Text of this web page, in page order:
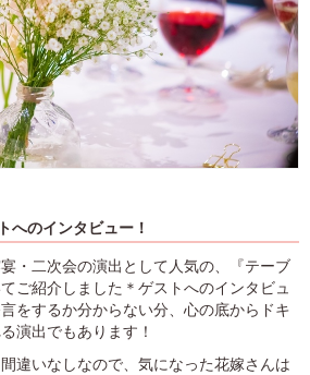
へのインタビュー！
・二次会の演出として人気の、『テーブ
ご紹介しました＊ゲストへのインタビュ
をするか分からない分、心の底からドキ
演出でもあります！
違いなしなので、気になった花嫁さんは